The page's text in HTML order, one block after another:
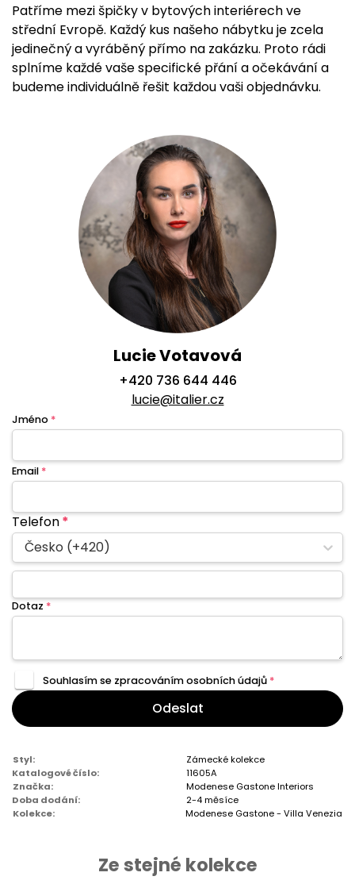
Patříme mezi špičky v bytových interiérech ve
střední Evropě. Každý kus našeho nábytku je zcela
jedinečný a vyráběný přímo na zakázku. Proto rádi
splníme každé vaše specifické přání a očekávání a
budeme individuálně řešit každou vaši objednávku.
Lucie Votavová
+420 736 644 446
lucie@italier.cz
Jméno *
Email *
Telefon*
Česko (+420)
Dotaz *
Souhlasím se zpracovánímosobních údajů *
Odeslat
Styl:
Zámecké kolekce
Katalogové číslo:
11605A
Značka:
Modenese Gastone Interiors
Doba dodání:
2-4 měsíce
Kolekce:
Modenese Gastone - Villa Venezia
Ze stejné kolekce